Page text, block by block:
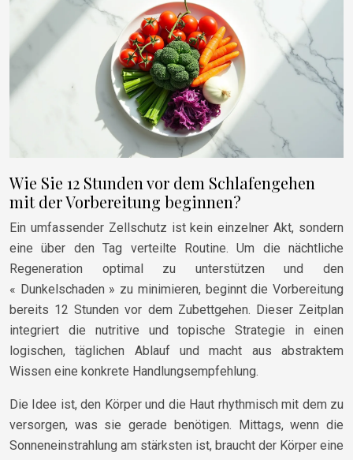
Wie Sie 12 Stunden vor dem Schlafengehen
mit der Vorbereitung beginnen?
Ein umfassender Zellschutz ist kein einzelner Akt, sondern
eine über den Tag verteilte Routine. Um die nächtliche
Regeneration optimal zu unterstützen und den
« Dunkelschaden » zu minimieren, beginnt die Vorbereitung
bereits 12 Stunden vor dem Zubettgehen. Dieser Zeitplan
integriert die nutritive und topische Strategie in einen
logischen, täglichen Ablauf und macht aus abstraktem
Wissen eine konkrete Handlungsempfehlung.
Die Idee ist, den Körper und die Haut rhythmisch mit dem zu
versorgen, was sie gerade benötigen. Mittags, wenn die
Sonneneinstrahlung am stärksten ist, braucht der Körper eine